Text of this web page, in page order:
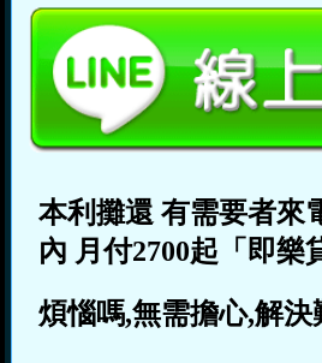
本利攤還 有需要者來
內 月付2700起「即樂
煩惱嗎,無需擔心,解